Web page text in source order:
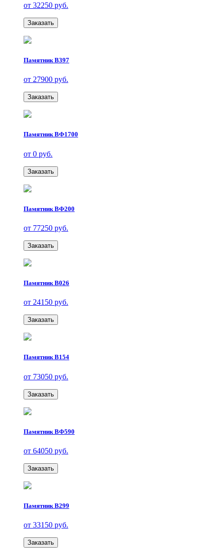
от 32250 руб.
Заказать
Памятник В397
от 27900 руб.
Заказать
Памятник ВФ1700
от 0 руб.
Заказать
Памятник ВФ200
от 77250 руб.
Заказать
Памятник В026
от 24150 руб.
Заказать
Памятник В154
от 73050 руб.
Заказать
Памятник ВФ590
от 64050 руб.
Заказать
Памятник В299
от 33150 руб.
Заказать